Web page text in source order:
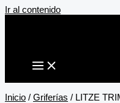
Ir al contenido
Inicio / Griferías / LITZE